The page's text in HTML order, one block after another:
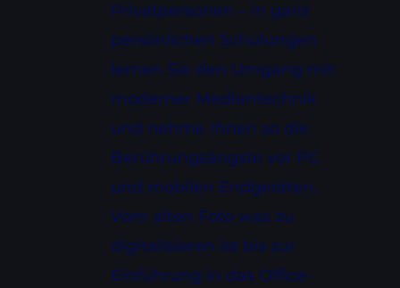
Privatpersonen – in ganz
persönlichen Schulungen
lernen Sie den Umgang mit
moderner Medientechnik
und nehme Ihnen so die
Berührungsängste vor PC
und mobilen Endgeräten.
Vom alten Foto was zu
digitalisieren ist bis zur
Einführung in das Office-